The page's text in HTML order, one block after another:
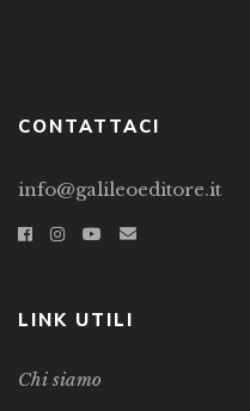
CONTATTACI
info@galileoeditore.it
LINK UTILI
Chi siamo